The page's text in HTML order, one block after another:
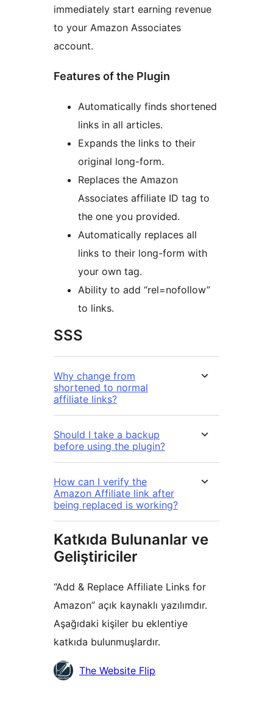
immediately start earning revenue
to your Amazon Associates
account.
Features of the Plugin
Automatically finds shortened
links in all articles.
Expands the links to their
original long-form.
Replaces the Amazon
Associates affiliate ID tag to
the one you provided.
Automatically replaces all
links to their long-form with
your own tag.
Ability to add “rel=nofollow”
to links.
SSS
Why change from
shortened to normal
affiliate links?
Should I take a backup
before using the plugin?
How can I verify the
Amazon Affiliate link after
being replaced is working?
Katkıda Bulunanlar ve
Geliştiriciler
“Add & Replace Affiliate Links for
Amazon” açık kaynaklı yazılımdır.
Aşağıdaki kişiler bu eklentiye
katkıda bulunmuşlardır.
KatkıdaThe Website Flip